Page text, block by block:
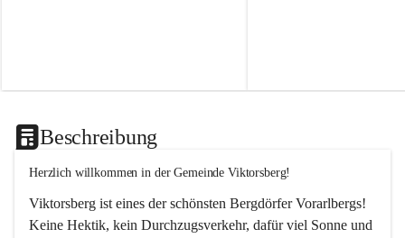
Beschreibung
Herzlich willkommen in der Gemeinde Viktorsberg!
Viktorsberg ist eines der schönsten Bergdörfer Vorarlbergs!
Keine Hektik, kein Durchzugsverkehr, dafür viel Sonne und